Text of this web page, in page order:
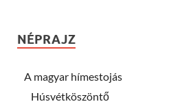
NÉPRAJZ
A magyar hímestojás
Húsvétköszöntő